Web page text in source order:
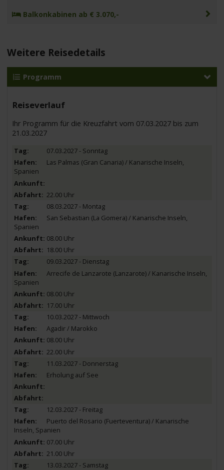
Balkonkabinen ab € 3.070,-
Weitere Reisedetails
Programm
Reiseverlauf
Ihr Programm für die Kreuzfahrt vom 07.03.2027 bis zum
21.03.2027
07.03.2027 - Sonntag
Las Palmas (Gran Canaria) / Kanarische Inseln,
Spanien
22.00 Uhr
08.03.2027 - Montag
San Sebastian (La Gomera) / Kanarische Inseln,
Spanien
08.00 Uhr
18.00 Uhr
09.03.2027 - Dienstag
Arrecife de Lanzarote (Lanzarote) / Kanarische Inseln,
Spanien
08.00 Uhr
17.00 Uhr
10.03.2027 - Mittwoch
Agadir / Marokko
08.00 Uhr
22.00 Uhr
11.03.2027 - Donnerstag
Erholung auf See
12.03.2027 - Freitag
Puerto del Rosario (Fuerteventura) / Kanarische
Inseln, Spanien
07.00 Uhr
21.00 Uhr
13.03.2027 - Samstag